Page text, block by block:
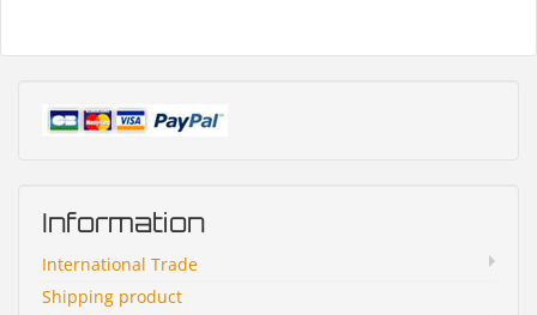
Information
International Trade
Shipping product